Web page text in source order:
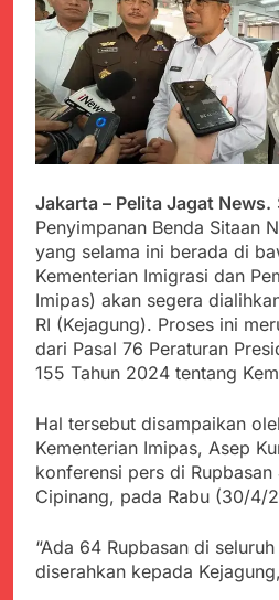
Juli
Juli
Juli
ke
Juli
Juli
Juli
Jakarta – Pelita Jagat News.
Penyimpanan Benda Sitaan
yang selama ini berada di
Kementerian Imigrasi dan
Imipas) akan segera
RI (Kejagung). Proses ini
dari Pasal 76 Peraturan
155 Tahun 2024 tentang
Hal tersebut disampaikan
Kementerian Imipas, Asep
konferensi pers di Rupbasan
Cipinang, pada Rabu (30/4/
“Ada 64 Rupbasan di
diserahkan kepada